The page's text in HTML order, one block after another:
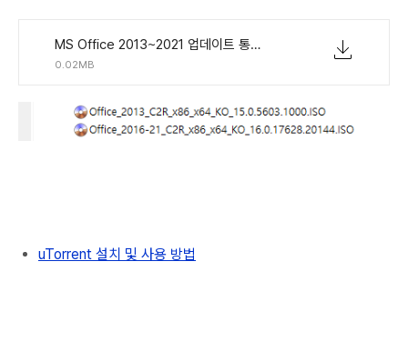
MS Office 2013~2021 업데이트 통합판(16.0.17628.20144) KO-KR.torrent
0.02MB
uTorrent 설치 및 사용 방법